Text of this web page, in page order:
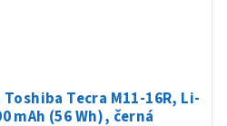
Tecra M11-16R, Li-
mAh (56 Wh), černá